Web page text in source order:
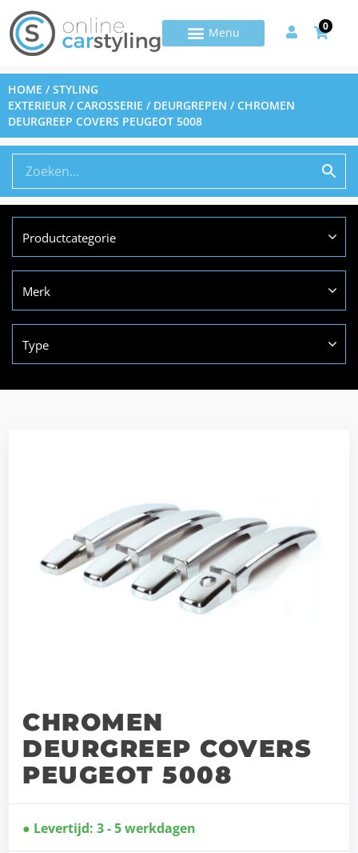
0
HOME /STYLING
EXTERIEUR /CAROSSERIE / DEURGREPEN / CHROMEN
DEURGREEP COVERS PEUGEOT 5008
Productcategorie
Merk
Type
CHROMEN
DEURGREEP COVERS
PEUGEOT 5008
Levertijd: 3 - 5 werkdagen